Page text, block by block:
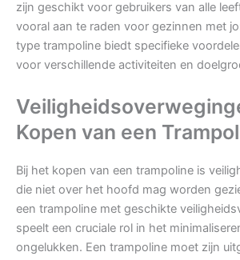
zijn geschikt voor gebruikers van alle
vooral aan te raden voor gezinnen met
type trampoline biedt specifieke
voor verschillende activiteiten en
Kopen van een
Bij het kopen van een trampoline is
die niet over het hoofd mag worden
een trampoline met geschikte
speelt een cruciale rol in het
ongelukken. Een trampoline moet zijn